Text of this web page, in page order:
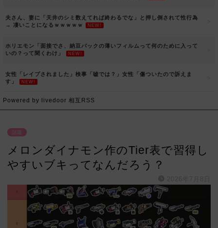
夫さん、妻に「天井のシミ数えてれば終わるでな」と押し倒されて性行為
→ 凄いことになるｗｗｗｗｗ
NEW!
ホリエモン「面接でさ、納豆パックの薄いフィルムって何のために入って
いの？って聞くわけ」
NEW!
女性「レイプされました」検事「嘘では？」女性「傷ついたので訴えま
す」
NEW!
Powered by livedoor 相互RSS
話題
メロンダイナモン作のTier表で習得し
やすいブキってなんだろう？